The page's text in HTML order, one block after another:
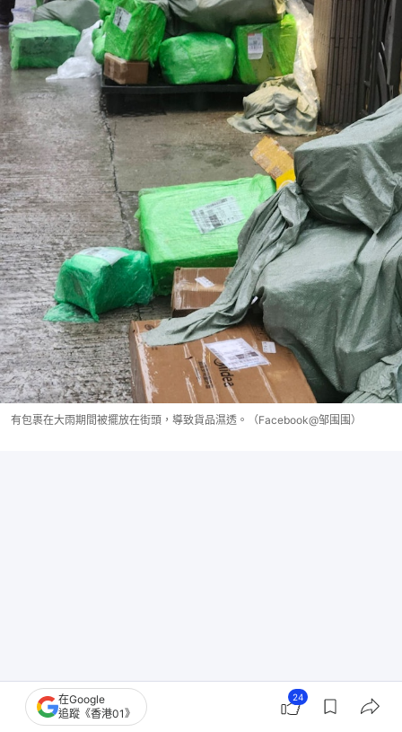
有包裹在大雨期間被擺放在街頭，導致貨品濕透。（Facebook@邹围围）
在Google
追蹤《香港01》
24